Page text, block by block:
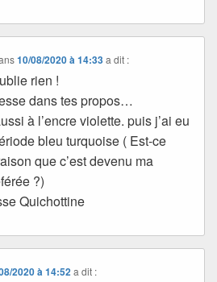
10/08/2020 à 14:33 a dit :
rien !
dans tes propos…
à l’encre violette. puis j’ai eu
bleu turquoise ( Est-ce
que c’est devenu ma
?)
Quichottine
2020 à 14:52 a dit :